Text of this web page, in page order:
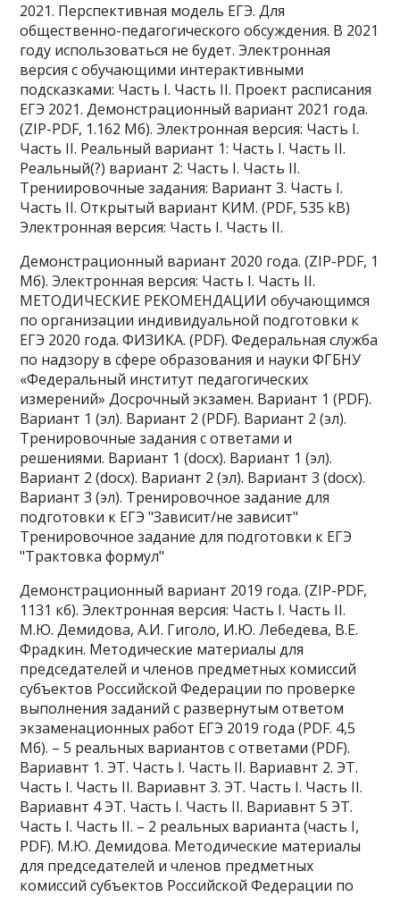
2021. Перспективная модель ЕГЭ. Для
общественно-педагогического обсуждения. В 2021
году использоваться не будет. Электронная
версия с обучающими интерактивными
подсказками: Часть I. Часть II. Проект расписания
ЕГЭ 2021. Демонстрационный вариант 2021 года.
(ZIP-PDF, 1.162 Мб). Электронная версия: Часть I.
Часть II. Реальный вариант 1: Часть I. Часть II.
Реальный(?) вариант 2: Часть I. Часть II.
Трениировочные задания: Вариант 3. Часть I.
Часть II. Открытый вариант КИМ. (PDF, 535 kB)
Электронная версия: Часть I. Часть II.
Демонстрационный вариант 2020 года. (ZIP-PDF, 1
Мб). Электронная версия: Часть I. Часть II.
МЕТОДИЧЕСКИЕ РЕКОМЕНДАЦИИ обучающимся
по организации индивидуальной подготовки к
ЕГЭ 2020 года. ФИЗИКА. (PDF). Федеральная служба
по надзору в сфере образования и науки ФГБНУ
«Федеральный институт педагогических
измерений» Досрочный экзамен. Вариант 1 (PDF).
Вариант 1 (эл). Вариант 2 (PDF). Вариант 2 (эл).
Тренировочные задания с ответами и
решениями. Вариант 1 (docx). Вариант 1 (эл).
Вариант 2 (docx). Вариант 2 (эл). Вариант 3 (docx).
Вариант 3 (эл). Тренировочное задание для
подготовки к ЕГЭ "Зависит/не зависит"
Тренировочное задание для подготовки к ЕГЭ
"Трактовка формул"
Демонстрационный вариант 2019 года. (ZIP-PDF,
1131 кб). Электронная версия: Часть I. Часть II.
М.Ю. Демидова, А.И. Гиголо, И.Ю. Лебедева, В.Е.
Фрадкин. Методические материалы для
председателей и членов предметных комиссий
субъектов Российской Федерации по проверке
выполнения заданий с развернутым ответом
экзаменационных работ ЕГЭ 2019 года (PDF. 4,5
Мб). – 5 реальных вариантов с ответами (PDF).
Вариавнт 1. ЭТ. Часть I. Часть II. Вариавнт 2. ЭТ.
Часть I. Часть II. Вариавнт 3. ЭТ. Часть I. Часть II.
Вариавнт 4 ЭТ. Часть I. Часть II. Вариавнт 5 ЭТ.
Часть I. Часть II. – 2 реальных варианта (часть I,
PDF). М.Ю. Демидова. Методические материалы
для председателей и членов предметных
комиссий субъектов Российской Федерации по